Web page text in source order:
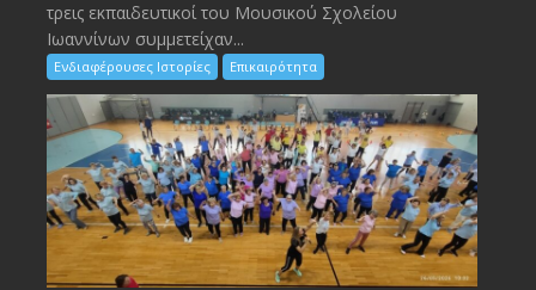
τρεις εκπαιδευτικοί του Μουσικού Σχολείου
Ιωαννίνων συμμετείχαν...
Ενδιαφέρουσες Ιστορίες Επικαιρότητα